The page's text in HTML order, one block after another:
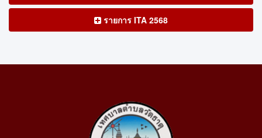
รายการ ITA 2568